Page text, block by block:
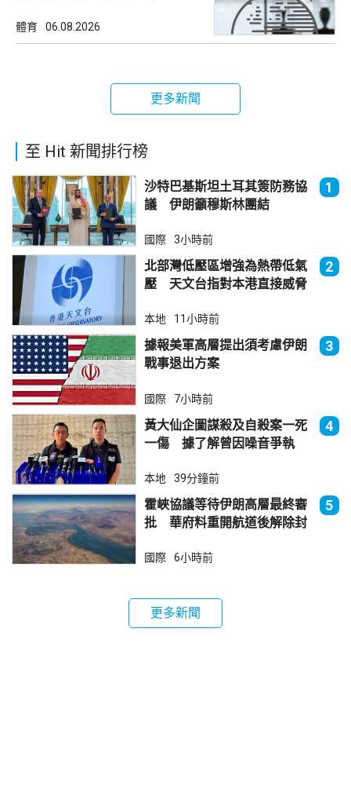
體育 06.08.2026
更多新聞
至 Hit 新聞排行榜
沙特巴基斯坦土耳其簽防務協
議 伊朗籲穆斯林團結
1
國際 3小時前
北部灣低壓區增強為熱帶低氣
壓 天文台指對本港直接威脅
2
本地 11小時前
據報美軍高層提出須考慮伊朗
戰事退出方案
3
國際 7小時前
黃大仙企圖謀殺及自殺案一死
一傷 據了解曾因噪音爭執
4
本地 39分鐘前
霍峽協議等待伊朗高層最終審
批 華府料重開航道後解除封
5
國際 6小時前
更多新聞